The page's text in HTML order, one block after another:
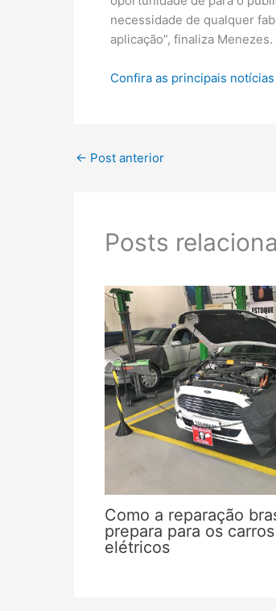
necessidade de qualquer
aplicação”, finaliza Menezes.
Confira as principais
← Post anterior
Posts
Como a reparação
prepara para os
elétricos